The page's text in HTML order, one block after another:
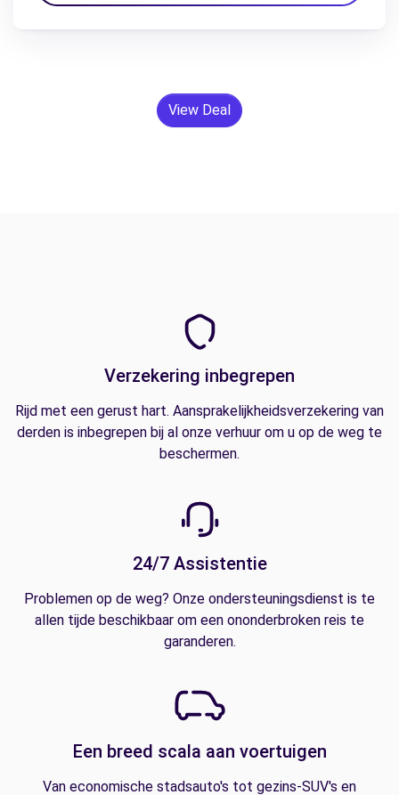
View Deal
Verzekering inbegrepen
Rijd met een gerust hart. Aansprakelijkheidsverzekering van
derden is inbegrepen bij al onze verhuur om u op de weg te
beschermen.
24/7 Assistentie
Problemen op de weg? Onze ondersteuningsdienst is te
allen tijde beschikbaar om een ononderbroken reis te
garanderen.
Een breed scala aan voertuigen
Van economische stadsauto's tot gezins-SUV's en